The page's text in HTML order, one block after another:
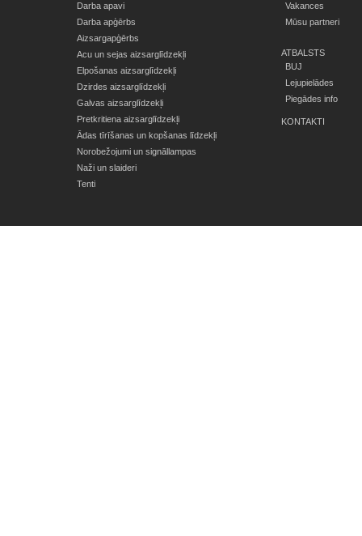
Darba apavi
Darba apģērbs
Aizsargapģērbs
Acu un sejas aizsarglīdzekļi
Elpošanas aizsarglīdzekļi
Dzirdes aizsarglīdzekļi
Galvas aizsarglīdzekļi
Pretkritiena aizsarglīdzekļi
Ādas tīrīšanas un kopšanas līdzekļi
Norobežojumi un signāllampas
Naži un slaideri
Tenti
Vakances
Mūsu partneri
ATBALSTS
BUJ
Lejupielādes
Piegādes info
KONTAKTI